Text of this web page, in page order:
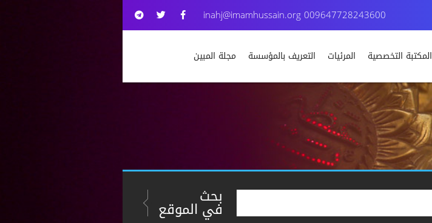
009647728243600
inahj@imamhussain.org
المكتبة التخصصية المرئيات التعريف بالمؤسسة مجلة المبين
بحث
في الموقع